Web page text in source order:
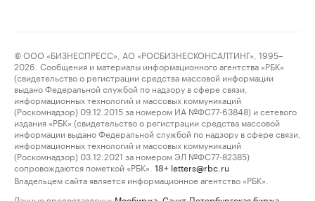
© ООО «БИЗНЕСПРЕСС», АО «РОСБИЗНЕСКОНСАЛТИНГ», 1995–
2026. Сообщения и материалы информационного агентства «РБК»
(свидетельство о регистрации средства массовой информации
выдано Федеральной службой по надзору в сфере связи,
информационных технологий и массовых коммуникаций
(Роскомнадзор) 09.12.2015 за номером ИА №ФС77-63848) и сетевого
издания «РБК» (свидетельство о регистрации средства массовой
информации выдано Федеральной службой по надзору в сфере связи,
информационных технологий и массовых коммуникаций
(Роскомнадзор) 03.12.2021 за номером ЭЛ №ФС77-82385)
сопровождаются пометкой «РБК».
18+ letters@rbc.ru
Владельцем сайта является информационное агентство «РБК».